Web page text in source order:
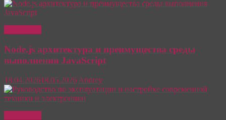
Node.js архитектура и преимущества среды
выполнения JavaScript
18.04.202618.05.2026 Andrey